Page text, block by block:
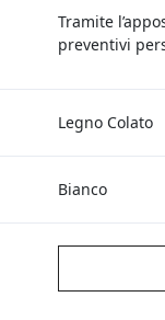
Tramite
preventivi
Legno Colato
Bianco